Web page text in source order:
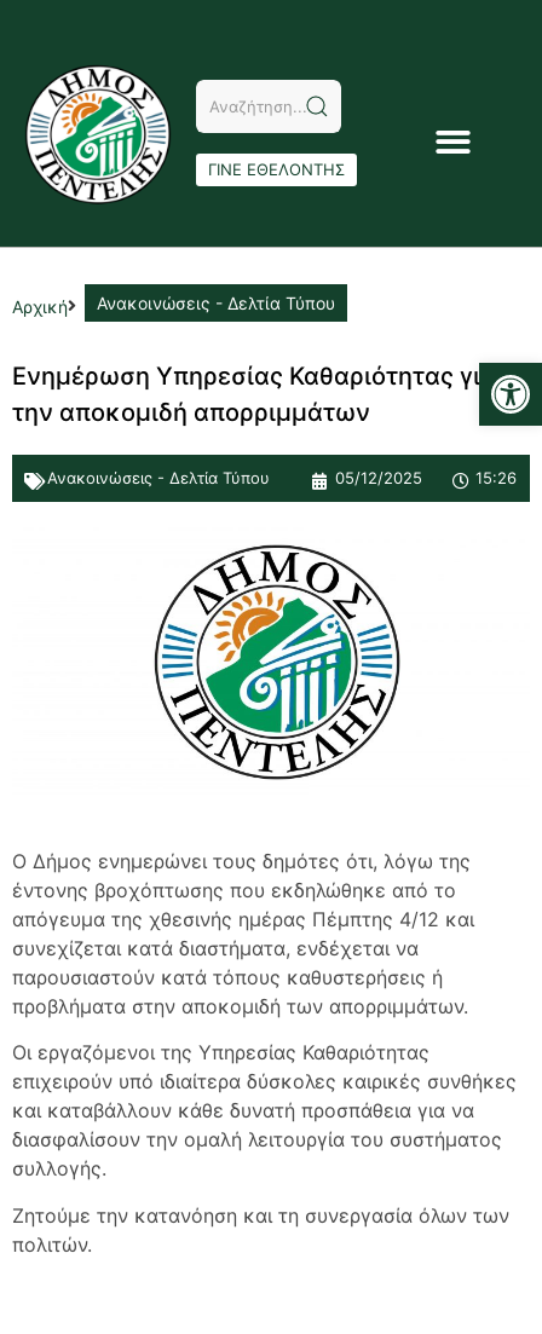
ΓΙΝΕ ΕΘΕΛΟΝΤΗΣ
Αρχική Ανακοινώσεις - Δελτία Τύπου
Ενημέρωση Υπηρεσίας Καθαριότητας για
την αποκομιδή απορριμμάτων
Ανακοινώσεις - Δελτία Τύπου 05/12/2025 15:26
Ο Δήμος ενημερώνει τους δημότες ότι, λόγω της
έντονης βροχόπτωσης που εκδηλώθηκε από το
απόγευμα της χθεσινής ημέρας Πέμπτης 4/12 και
συνεχίζεται κατά διαστήματα, ενδέχεται να
παρουσιαστούν κατά τόπους καθυστερήσεις ή
προβλήματα στην αποκομιδή των απορριμμάτων.
Οι εργαζόμενοι της Υπηρεσίας Καθαριότητας
επιχειρούν υπό ιδιαίτερα δύσκολες καιρικές συνθήκες
και καταβάλλουν κάθε δυνατή προσπάθεια για να
διασφαλίσουν την ομαλή λειτουργία του συστήματος
συλλογής.
Ζητούμε την κατανόηση και τη συνεργασία όλων των
πολιτών.